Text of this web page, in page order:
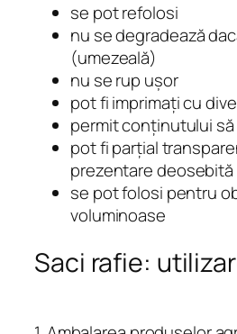
se pot refolosi
nu se degradează
(umezeală)
nu se rup uşor
pot fi imprimaţi cu
permit conţinutului
pot fi parţial
prezentare deosebită
se pot folosi pentru
voluminoase
Saci rafie: